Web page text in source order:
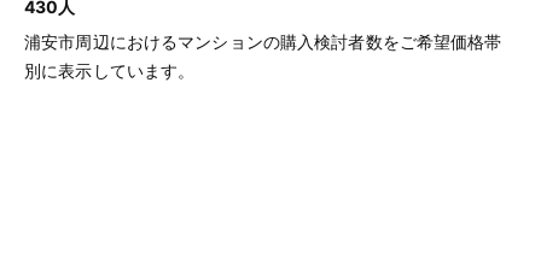
430人
浦安市周辺におけるマンションの購入検討者数をご希望価格帯
別に表示しています。